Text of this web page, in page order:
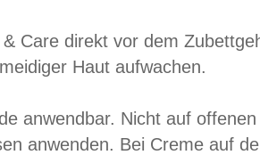
Care direkt vor dem
Haut aufwachen.
anwendbar. Nicht auf
anwenden. Bei Creme auf